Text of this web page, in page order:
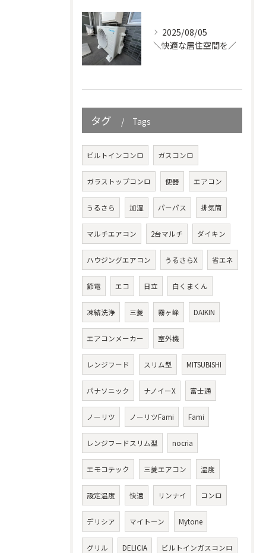
2025/08/05
＼快適な居住空間を／
タグ Tags
ビルトインコンロ ガスコンロ
ガラストップコンロ 便器 エアコン
うるさら 加湿 パーパス 排気筒
マルチエアコン 2台マルチ ダイキン
ハウジングエアコン うるさらX 省エネ
節電 エコ 日立 白くまくん
凍結洗浄 三菱 霧ヶ峰 DAIKIN
エアコンメーカー 室外機
レンジフード スリム型 MITSUBISHI
パナソニック ナノイーX 富士通
ノーリツ ノーリツFami Fami
レンジフードスリム型 nocria
エモコテック 三菱エアコン 温度
設定温度 快適 リンナイ コンロ
デリシア マイトーン Mytone
グリル DELICIA ビルトインガスコンロ